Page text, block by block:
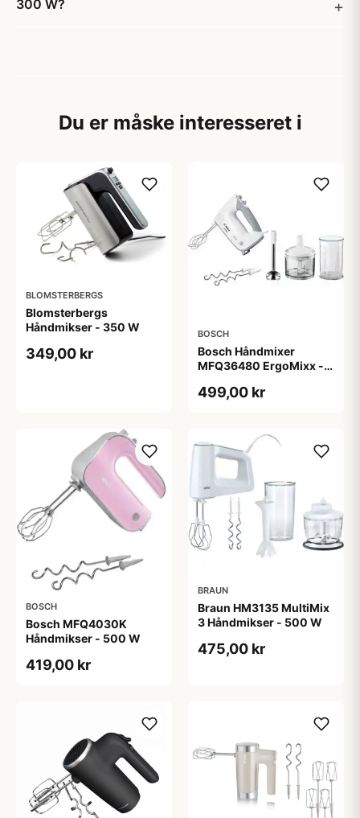
300 W?
Du er måske interesseret i
BLOMSTERBERGS
Blomsterbergs
Håndmikser - 350 W
349,00 kr
BOSCH
Bosch Håndmixer
MFQ36480 ErgoMixx -
499,00 kr
BOSCH
Bosch MFQ4030K
Håndmikser - 500 W
419,00 kr
BRAUN
Braun HM3135 MultiMix
3 Håndmikser - 500 W
475,00 kr